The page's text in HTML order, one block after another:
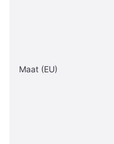
Maat (EU)